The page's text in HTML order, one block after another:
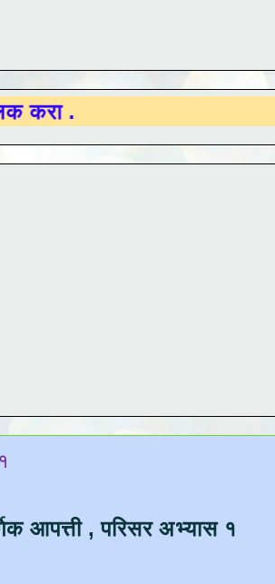
आपत्ती , परिसर अभ्यास १